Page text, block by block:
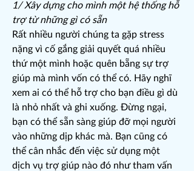
1/ Xây dựng cho mình một hệ thống hỗ
trợ từ những gì có sẵn
Rất nhiều người chúng ta gặp stress
nặng vì cố gắng giải quyết quá nhiều
thứ một mình hoặc quên bẵng sự trợ
giúp mà mình vốn có thể có. Hãy nghĩ
xem ai có thể hỗ trợ cho bạn điều gì dù
là nhỏ nhất và ghi xuống. Đừng ngại,
bạn có thể sẵn sàng giúp đỡ mọi người
vào những dịp khác mà. Bạn cũng có
thể cân nhắc đến việc sử dụng một
dịch vụ trợ giúp nào đó như tham vấn